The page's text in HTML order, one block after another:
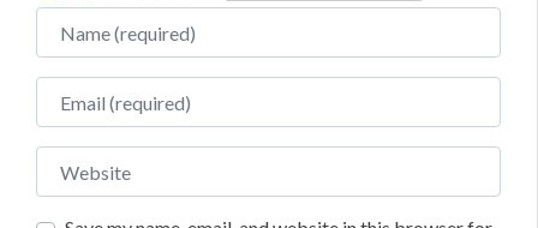
Name
Email
Website